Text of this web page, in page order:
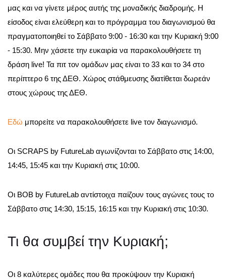
μας και να γίνετε μέρος αυτής της μοναδικής διαδρομής. Η
είσοδος είναι ελεύθερη και το πρόγραμμα του διαγωνισμού θα
πραγματοποιηθεί το Σάββατο 9:00 - 16:30 και την Κυριακή 9:00
- 15:30. Μην χάσετε την ευκαιρία να παρακολουθήσετε τη
δράση live! Τα πιτ τον ομάδων μας είναι το 33 και το 34 στο
περίπτερο 6 της ΔΕΘ. Χώρος στάθμευσης διατίθεται δωρεάν
στους χώρους της ΔΕΘ.
Εδώ μπορείτε να παρακολουθήσετε live τον διαγωνισμό.
Οι SCRAPS by FutureLab αγωνίζονται το Σάββατο στις 14:00,
14:45, 15:45 και την Κυριακή στις 10:00.
Οι BOB by FutureLab αντίστοιχα παίζουν τους αγώνες τους το
Σάββατο στις 14:30, 15:15, 16:15 και την Κυριακή στις 10:30.
Τι θα συμβεί την Κυριακή;
Οι 8 καλύτερες ομάδες που θα προκύψουν την Κυριακή